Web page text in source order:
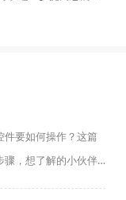
要如何操作？这篇
骤，想了解的小伙伴